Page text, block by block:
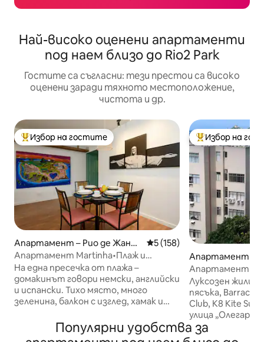
Най-високо оценени апартаменти
под наем близо до Rio2 Park
Гостите са съгласни: тези престои са високо
оценени заради тяхното местоположение,
чистота и др.
Най-популярен избор на гостите
Избор на гостите
Апартамент – Рио де Жаней
ро
Средна оценка: 5 от 5,
5 (158)
Апартамент Martinha•Плаж и
природа•Уединение в Бара
На една пресечка от плажа –
домакинът говори немски, английски
и испански. Тихо място, много
зеленина, балкон с изглед, хамак и
всекидневна с разтегателен диван,
телевизор и сплит. Спалня с двойно
Най-популярен
Избор на
Апартамент –
Апартамент с
Пепе, Педра
Луксозен
пясъка, Barraca
Club, K8 Kite Surf
улица
популярните
Ежедневно
Популярни удобства за